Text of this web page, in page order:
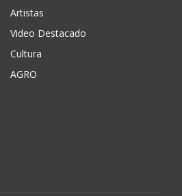
Artistas
Video Destacado
Cultura
AGRO